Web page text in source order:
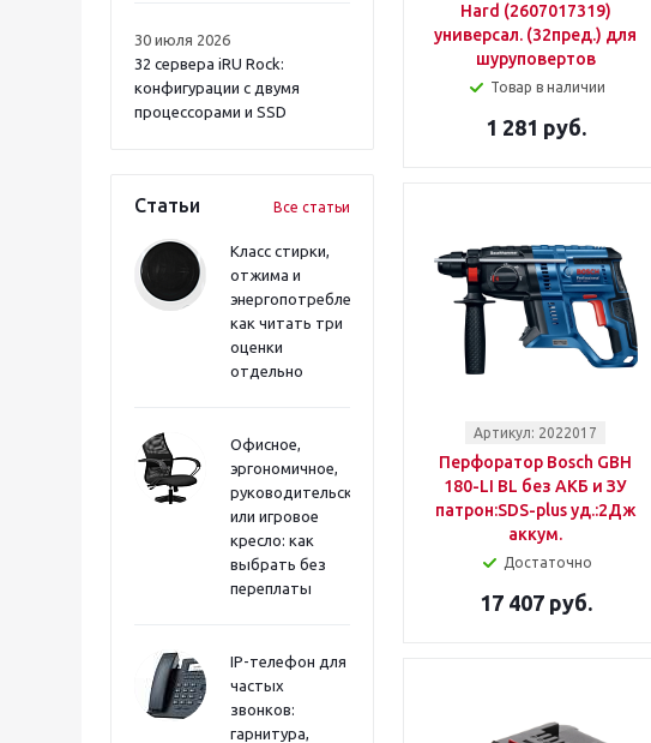
HEYTEC
HOTO
HUTER
HYUNDAI
KARCHER
KLPRO
KNIPEX
KRAFTOOL
MAKITA
MATRIX
MAX-PRO
METABO
METALLICA
MONOGRAM
OMBRA
OVK TOOLS
P.I.T.
30 июля 2026
32 сервера iRU Rock:
конфигурации с двумя
процессорами и SSD
Статьи Все статьи
Класс стирки,
отжима и
энергопотребления:
как читать три
оценки
отдельно
Офисное,
эргономичное,
руководительское
или игровое
кресло: как
выбрать без
переплаты
IP-телефон для
частых
звонков:
гарнитура,
Hard (2607017319)
универсал. (32пред.) для
шуруповертов
Товар в наличии
1 281 руб.
Артикул: 2022017
Перфоратор Bosch GBH
180-LI BL без АКБ и ЗУ
патрон:SDS-plus уд.:2Дж
аккум.
Достаточно
17 407 руб.